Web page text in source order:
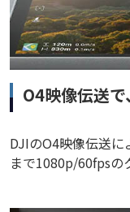
O4映像伝送
DJIのO4映像伝送
まで1080p/60fpsの